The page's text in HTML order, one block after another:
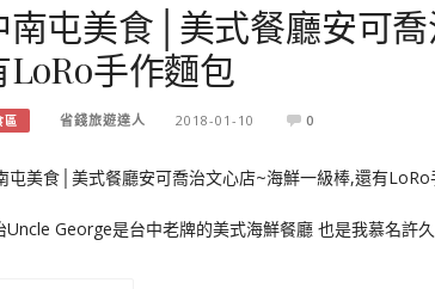
南屯美食│美式餐廳安可
LoRo手作麵包
區 省錢旅遊達人 2018-01-10 0
Uncle George是台中老牌的美式海鮮餐廳 也是我慕名許